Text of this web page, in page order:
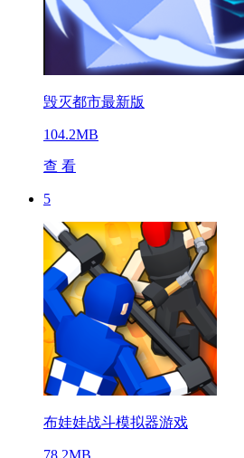
毁灭都市最新版
104.2MB
查 看
5
布娃娃战斗模拟器游戏
78.2MB